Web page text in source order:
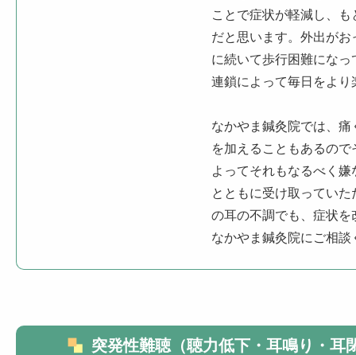
ことで症状が軽減し、
だと思います。外出が
に続いて歩行困難にな
連鎖によって毎日をよ
なかやま鍼灸院では、
を加えることもあるの
よってそれもなるべく
とともに受け取ってい
の耳の不調でも、症状
なかやま鍼灸院にご相談
突発性難聴（聴力低下・耳鳴り・